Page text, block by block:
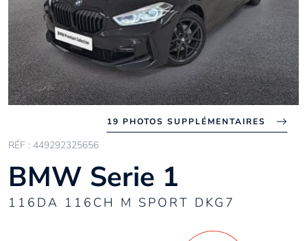
19 PHOTOS SUPPLÉMENTAIRES
RÉF : 449292325656
BMW Serie 1
116DA 116CH M SPORT DKG7